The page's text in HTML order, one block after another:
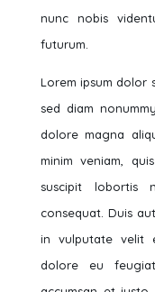
nunc nobis
futurum.
Lorem ipsum dolor
sed diam
dolore magna
minim veniam,
suscipit lobortis
consequat. Duis
in vulputate velit
dolore eu